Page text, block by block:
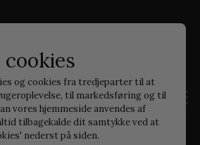
og cookies fra tredjeparter til at
til markedsføring og til
vores hjemmeside anvendes af
tilbagekalde dit samtykke ved at
nederst på siden.